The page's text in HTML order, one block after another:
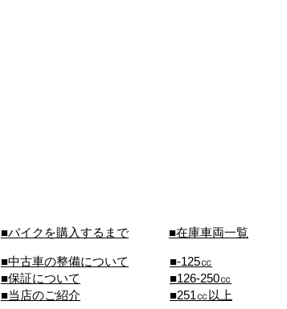
■バイクを購入するまで ■在庫車両一覧
■中古車の整備について
■保証について
■当店のご紹介
■-125㏄
■126-250㏄
■251㏄以上